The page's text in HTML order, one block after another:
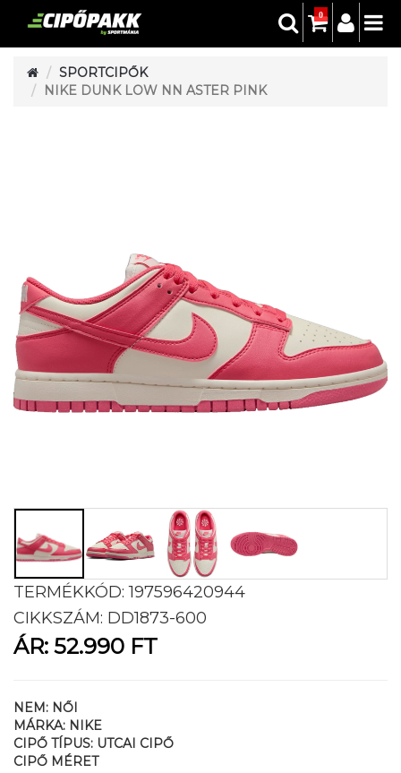
0
SPORTCIPŐK
NIKE DUNK LOW NN ASTER PINK
TERMÉKKÓD:197596420944
CIKKSZÁM: DD1873-600
ÁR: 52.990 FT
NEM: NŐI
MÁRKA: NIKE
CIPŐ TÍPUS: UTCAI CIPŐ
CIPŐ MÉRET